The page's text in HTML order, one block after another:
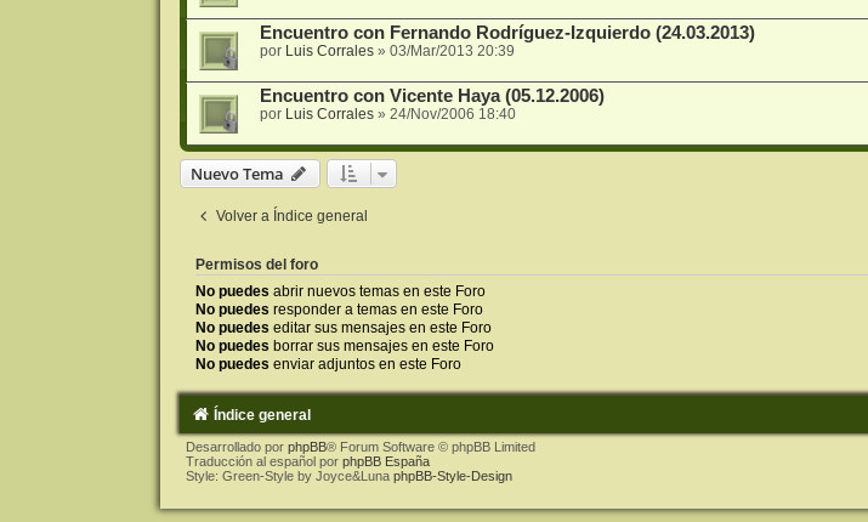
Encuentro con Fernando Rodríguez-Izquierdo (24.03.2013)
por Luis Corrales» 03/Mar/2013 20:39
Encuentro con Vicente Haya (05.12.2006)
por Luis Corrales» 24/Nov/2006 18:40
Nuevo Tema
Volver a Índice general
Permisos del foro
No puedes abrir nuevos temas en este Foro
No puedes responder a temas en este Foro
No puedes editar sus mensajes en este Foro
No puedes borrar sus mensajes en este Foro
No puedes enviar adjuntos en este Foro
Índice general
Desarrollado por phpBB® Forum Software © phpBB Limited
Traducción al español por phpBB España
Style: Green-Style by Joyce&Luna phpBB-Style-Design